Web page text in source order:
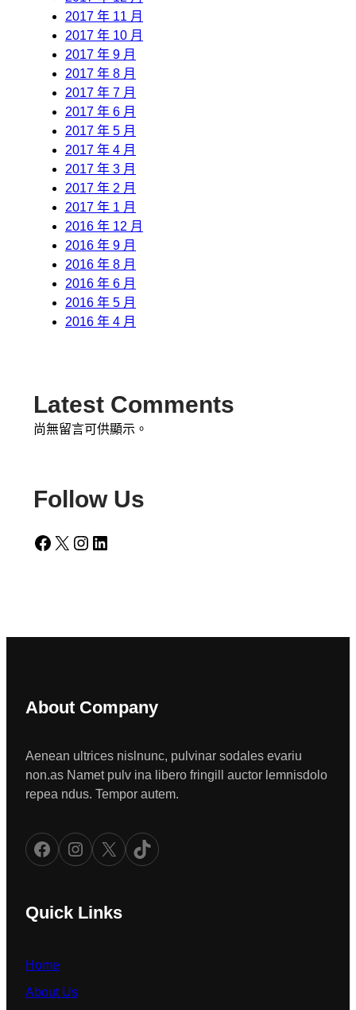
2017 年 11 月
2017 年 10 月
2017 年 9 月
2017 年 8 月
2017 年 7 月
2017 年 6 月
2017 年 5 月
2017 年 4 月
2017 年 3 月
2017 年 2 月
2017 年 1 月
2016 年 12 月
2016 年 9 月
2016 年 8 月
2016 年 6 月
2016 年 5 月
2016 年 4 月
Latest Comments
尚無留言可供顯示。
Follow Us
Facebook X Instagram LinkedIn
About Company
Aenean ultrices nislnunc, pulvinar sodales evariu
non.as Namet pulv ina libero fringill auctor lemnisdolo
repea ndus. Tempor autem.
Facebook Instagram X TikTok
Quick Links
Home
About Us